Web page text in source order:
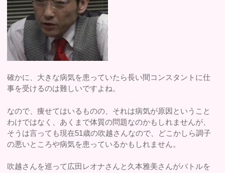
確かに、大きな病気を患っていたら長い間コンスタントに仕
事を受けるのは難しいですよね。
なので、痩せてはいるものの、それは病気が原因ということ
わけではなく、あくまで体質の問題なのかもしれませんが、
そうは言っても現在51歳の吹越さんなので、どこかしら調子
の悪いところや病気を患っているかもしれません。
吹越さんを巡って広田レオナさんと久本雅美さんがバトルを